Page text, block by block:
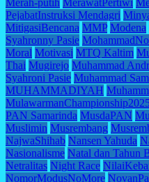
PejabatInstruksi Mendagri
MitigasiBencana MMP Modena
Syahronny Pasie
Moral Motivasi MTQ Kaltim
Thai Mugirejo Muhammad
Syahroni Pasie Muhammad
MUHAMMADIYAH
PAN Samarinda MusdaPAN
Muslimin Musrembang
NajwaShihab Nansen Yahuda
Nasionalisme Natal dan Tahun
Netralitas Night Race
NomorModusNoMore